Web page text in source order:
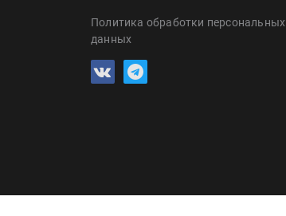
Политика обработки персональных
данных